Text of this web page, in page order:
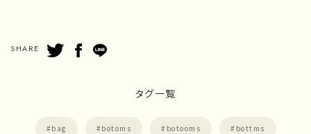
SHARE
タグ一覧
bag botoms botooms bottms